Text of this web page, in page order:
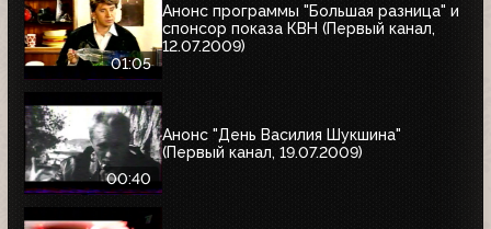
01:05
Анонс программы "Большая разница" и
спонсор показа КВН (Первый канал,
12.07.2009)
00:40
Анонс "День Василия Шукшина"
(Первый канал, 19.07.2009)